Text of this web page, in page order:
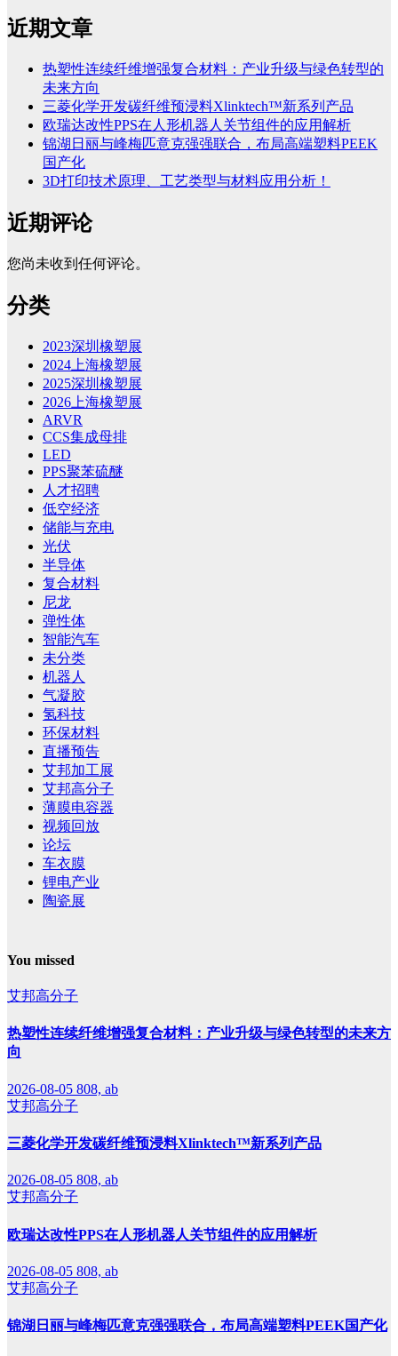
近期文章
热塑性连续纤维增强复合材料：产业升级与绿色转型的
未来方向
三菱化学开发碳纤维预浸料Xlinktech™新系列产品
欧瑞达改性PPS在人形机器人关节组件的应用解析
锦湖日丽与峰梅匹意克强强联合，布局高端塑料PEEK
国产化
3D打印技术原理、工艺类型与材料应用分析！
近期评论
您尚未收到任何评论。
分类
2023深圳橡塑展
2024上海橡塑展
2025深圳橡塑展
2026上海橡塑展
ARVR
CCS集成母排
LED
PPS聚苯硫醚
人才招聘
低空经济
储能与充电
光伏
半导体
复合材料
尼龙
弹性体
智能汽车
未分类
机器人
气凝胶
氢科技
环保材料
直播预告
艾邦加工展
艾邦高分子
薄膜电容器
视频回放
论坛
车衣膜
锂电产业
陶瓷展
You missed
艾邦高分子
热塑性连续纤维增强复合材料：产业升级与绿色转型的未来方
向
2026-08-05 808, ab
艾邦高分子
三菱化学开发碳纤维预浸料Xlinktech™新系列产品
2026-08-05 808, ab
艾邦高分子
欧瑞达改性PPS在人形机器人关节组件的应用解析
2026-08-05 808, ab
艾邦高分子
锦湖日丽与峰梅匹意克强强联合，布局高端塑料PEEK国产化